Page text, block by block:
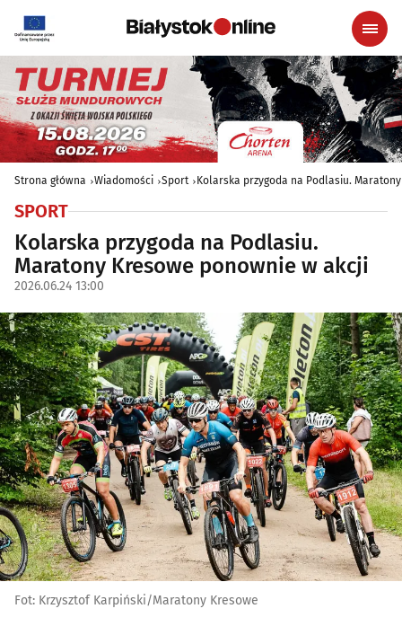
Strona główna Wiadomości Sport Kolarska przygoda na Podlasiu.
SPORT
Kolarska przygoda na Podlasiu.
Maratony Kresowe ponownie w akcji
2026.06.24 13:00
Fot: Krzysztof Karpiński/Maratony Kresowe